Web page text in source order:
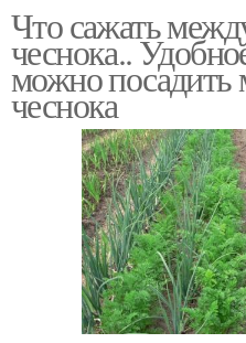
Что сажать
чеснока..
можно посадить
чеснока